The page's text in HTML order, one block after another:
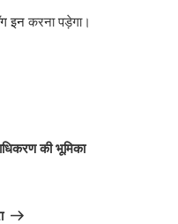
इनकरना पड़ेगा।
की भूमिका